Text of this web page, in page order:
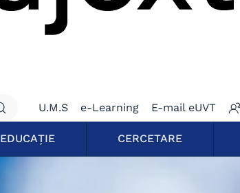
U.M.S e-Learning E-mail eUVT
EDUCAȚIE CERCETARE